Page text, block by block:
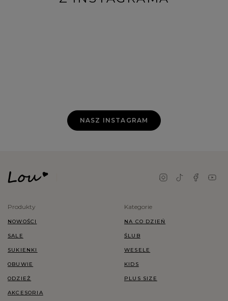
NASZ INSTAGRAM
Produkty
NOWOŚCI
SALE
SUKIENKI
OBUWIE
ODZIEŻ
AKCESORIA
Kategorie
NA CO DZIEŃ
ŚLUB
WESELE
KIDS
PLUS SIZE